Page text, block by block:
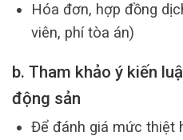
Hóa đơn, hợp đồng
viên, phí tòa án)
b. Tham khảo ý kiến
động sản
Để đánh giá mức thiệt